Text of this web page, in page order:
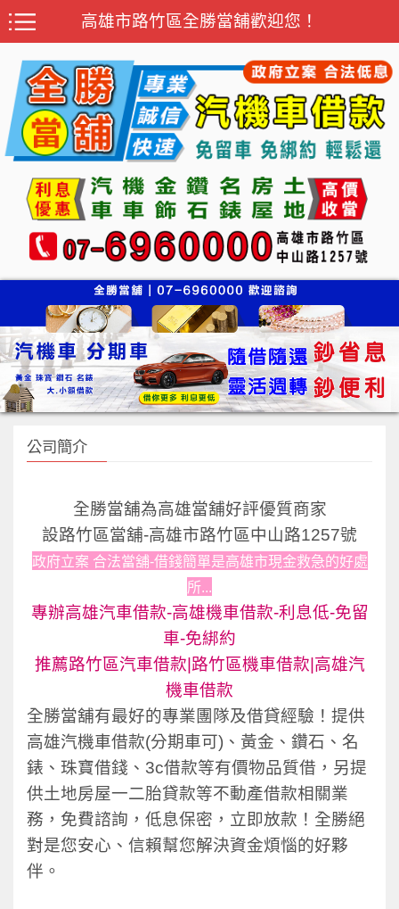
高雄市路竹區全勝當舖歡迎您！
公司簡介
全勝當舖為高雄當舖好評優質商家
設路竹區當舖-高雄市路竹區中山路1257號
政府立案 合法當舖-借錢簡單是高雄市現金救急的好處
所...
專辦高雄汽車借款-高雄機車借款-利息低-免留
車-免綁約
推薦路竹區汽車借款|路竹區機車借款|高雄汽
機車借款
全勝當舖有最好的專業團隊及借貸經驗！提供
高雄汽機車借款(分期車可)、黃金、鑽石、名
錶、珠寶借錢、3c借款等有價物品質借，另提
供土地房屋一二胎貸款等不動產借款相關業
務，免費諮詢，低息保密，立即放款！全勝絕
對是您安心、信賴幫您解決資金煩惱的好夥
伴。